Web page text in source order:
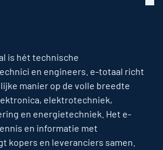
is hét technische
en engineers. e-totaal richt
manier op de volle breedte
elektrotechniek,
en energietechniek. Het e-
en informatie met
kopers en leveranciers samen.